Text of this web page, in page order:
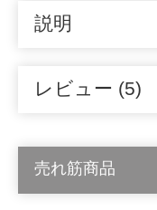
説明
レビュー (5)
売れ筋商品